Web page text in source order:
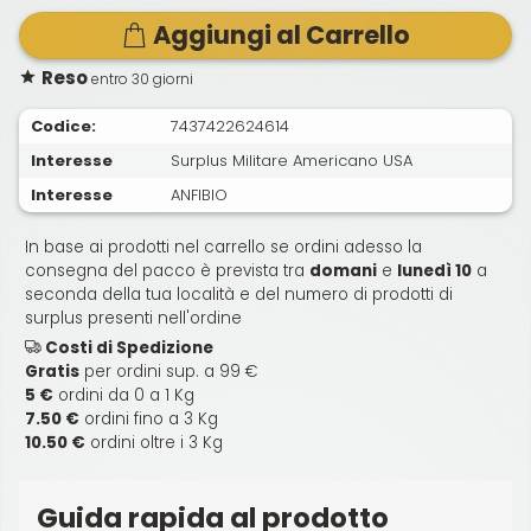
Aggiungi al Carrello
Resoentro 30 giorni
Codice:
7437422624614
Interesse
Surplus Militare Americano USA
Interesse
ANFIBIO
In base ai prodotti nel carrello se ordini adesso la
consegna del pacco è prevista tra domani e lunedì 10 a
seconda della tua località e del numero di prodotti di
surplus presenti nell'ordine
Costi di Spedizione
Gratis per ordini sup. a 99 €
5 € ordini da 0 a 1 Kg
7.50 € ordini fino a 3 Kg
10.50 € ordini oltre i 3 Kg
Guida rapida al prodotto